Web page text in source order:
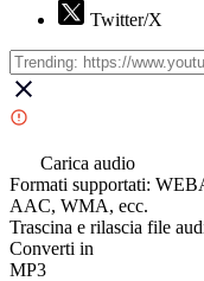
Twitter/X
Carica audio
Formati supportati:
AAC, WMA, ecc.
Trascina e rilascia file
Converti in
MP3